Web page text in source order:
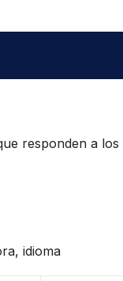
responden a los
idioma